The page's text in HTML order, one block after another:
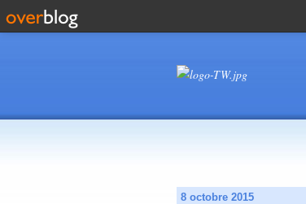
8 octobre 2015